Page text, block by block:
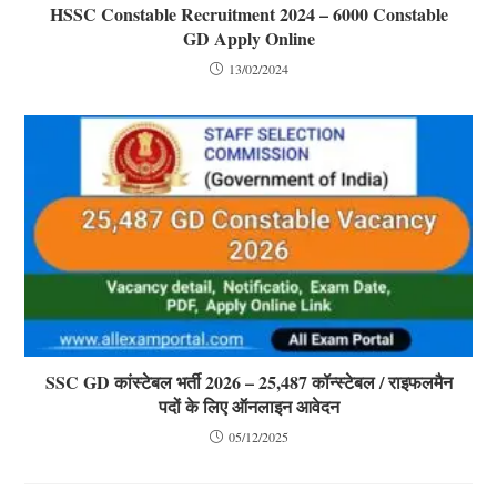
HSSC Constable Recruitment 2024 – 6000 Constable
GD Apply Online
13/02/2024
SSC GD कांस्टेबल भर्ती 2026 – 25,487 कॉन्स्टेबल / राइफलमैन
पदों के लिए ऑनलाइन आवेदन
05/12/2025